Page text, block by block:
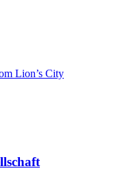
Lion’s City